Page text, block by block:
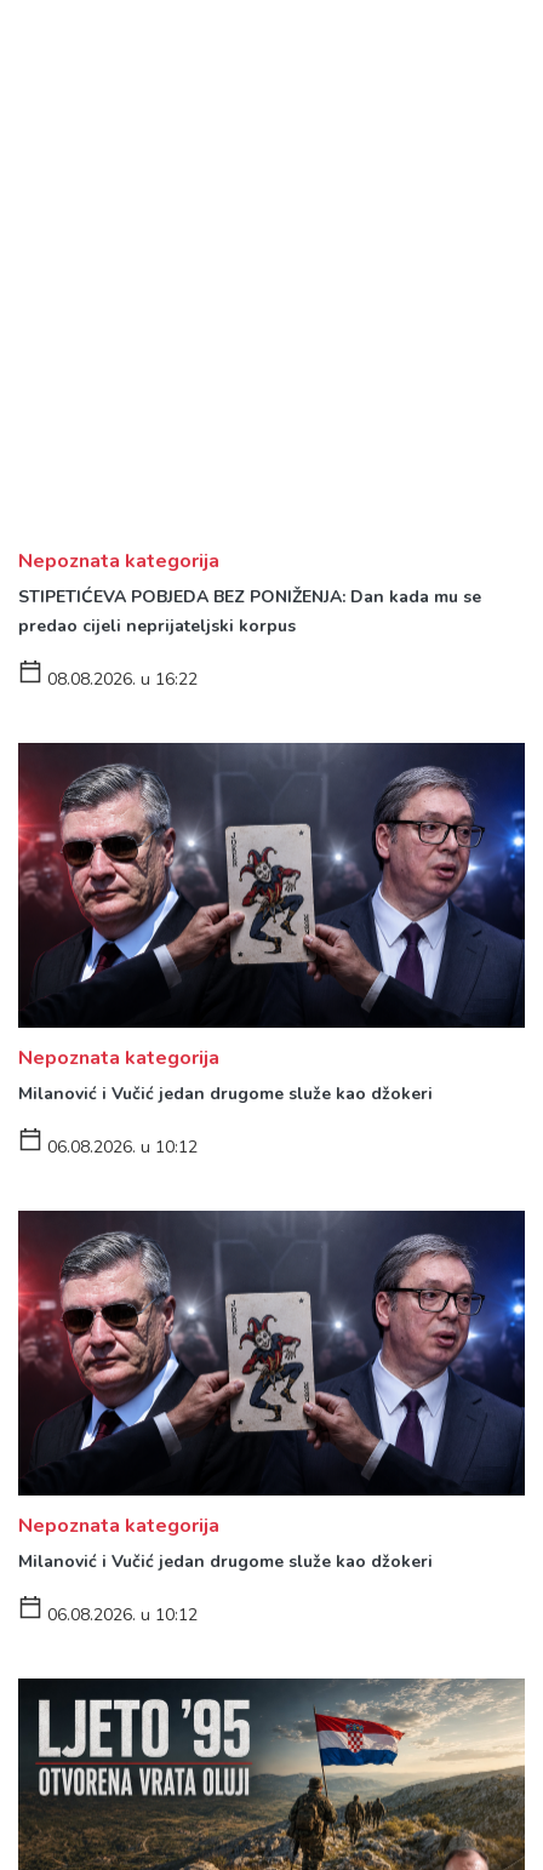
Nepoznata kategorija
STIPETIĆEVA POBJEDA BEZ PONIŽENJA: Dan kada mu se
predao cijeli neprijateljski korpus
08.08.2026. u 16:22
Nepoznata kategorija
Milanović i Vučić jedan drugome služe kao džokeri
06.08.2026. u 10:12
Nepoznata kategorija
Milanović i Vučić jedan drugome služe kao džokeri
06.08.2026. u 10:12